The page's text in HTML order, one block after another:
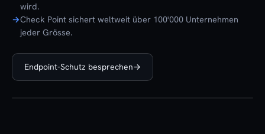
wird.
Check Point sichert weltweit über 100'000 Unternehmen
jeder Grösse.
Endpoint-Schutz besprechen→